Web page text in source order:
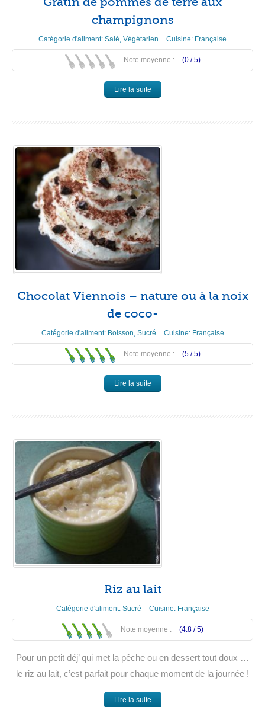
champignons
Catégorie d'aliment: Salé Végétarien Cuisine: Française
Note moyenne : (0 /5)
Lire la suite
Chocolat Viennois – nature ou à la noix
de coco-
Catégorie d'aliment: Boisson Sucré Cuisine: Française
Note moyenne : (5 /5)
Lire la suite
Riz au lait
Catégorie d'aliment: Sucré Cuisine: Française
Note moyenne : (4.8 /5)
Pour un petit déj’ qui met la pêche ou en dessert tout doux …
le riz au lait, c’est parfait pour chaque moment de la journée !
Lire la suite